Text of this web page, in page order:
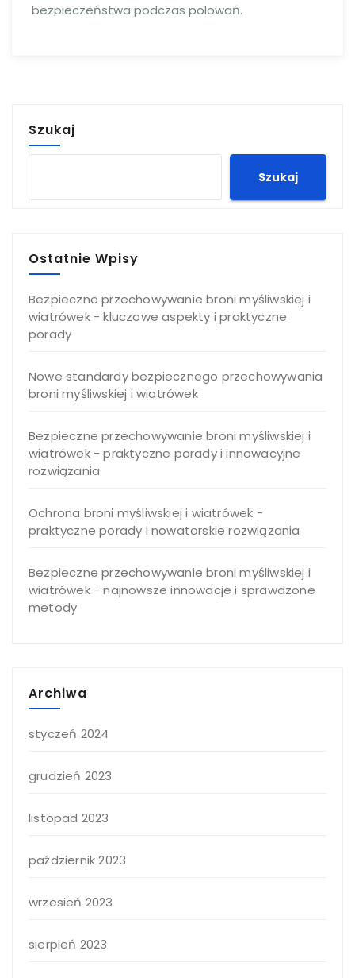
bezpieczeństwa podczas polowań.
Szukaj
Szukaj
Ostatnie Wpisy
Bezpieczne przechowywanie broni myśliwskiej i
wiatrówek - kluczowe aspekty i praktyczne
porady
Nowe standardy bezpiecznego przechowywania
broni myśliwskiej i wiatrówek
Bezpieczne przechowywanie broni myśliwskiej i
wiatrówek - praktyczne porady i innowacyjne
rozwiązania
Ochrona broni myśliwskiej i wiatrówek -
praktyczne porady i nowatorskie rozwiązania
Bezpieczne przechowywanie broni myśliwskiej i
wiatrówek - najnowsze innowacje i sprawdzone
metody
Archiwa
styczeń 2024
grudzień 2023
listopad 2023
październik 2023
wrzesień 2023
sierpień 2023